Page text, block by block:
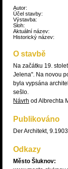
Autor:
Účel stavby:
Výstavba:
Sloh:
Aktuální název:
Historický název:
O stavbě
Na začátku 19.
Jelena". Na novou
byla vypsána
sešlo.
Návrh od Albrechta
Publikováno
Der Architekt,
Odkazy
Město Šluknov: